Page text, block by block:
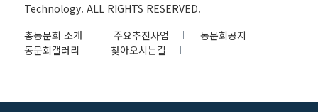
Technology. ALL RIGHTS RESERVED.
총동문회 소개
주요추진사업
동문회공지
동문회갤러리
찾아오시는길